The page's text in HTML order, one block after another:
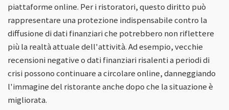
piattaforme online. Per i ristoratori, questo diritto può
rappresentare una protezione indispensabile contro la
diffusione di dati finanziari che potrebbero non riflettere
più la realtà attuale dell'attività. Ad esempio, vecchie
recensioni negative o dati finanziari risalenti a periodi di
crisi possono continuare a circolare online, danneggiando
l'immagine del ristorante anche dopo che la situazione è
migliorata.